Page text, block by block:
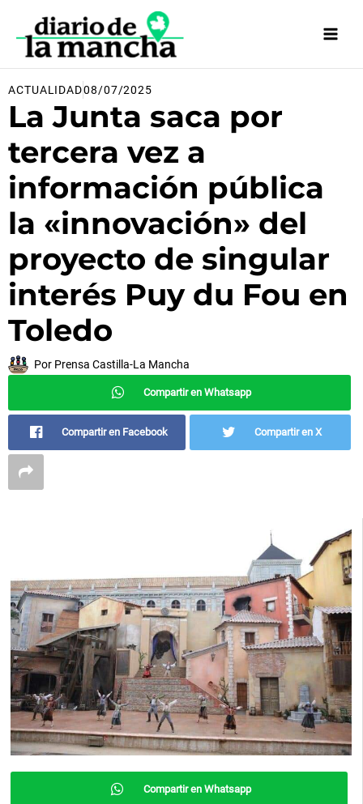
contenido
ACTUALIDAD08/07/2025
La Junta saca por
tercera vez a
información pública
la «innovación» del
proyecto de singular
interés Puy du Fou en
Toledo
Por Prensa Castilla-La Mancha
Compartir en Whatsapp
Compartir en Facebook Compartir en X
Compartir en Whatsapp